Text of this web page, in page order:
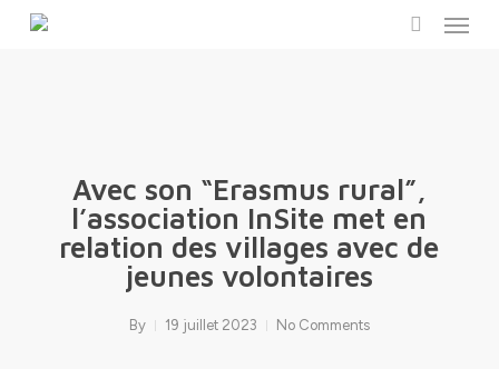
Menu
Avec son “Erasmus rural”,
l’association InSite met en
relation des villages avec de
jeunes volontaires
By 19 juillet 2023 No Comments